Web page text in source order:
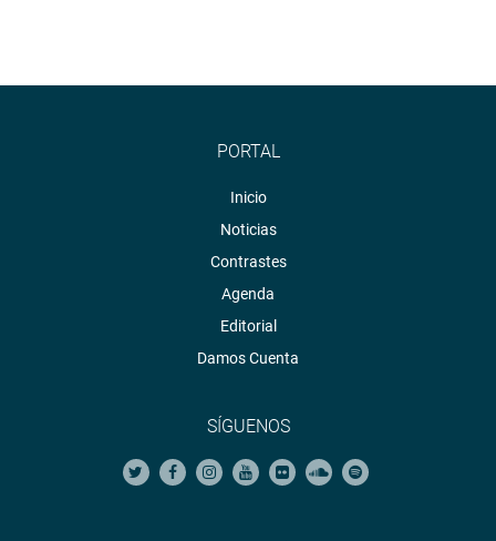
PORTAL
Inicio
Noticias
Contrastes
Agenda
Editorial
Damos Cuenta
SÍGUENOS